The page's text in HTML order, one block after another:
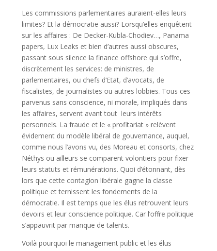
Les commissions parlementaires auraient-elles leurs
limites? Et la démocratie aussi? Lorsqu’elles enquêtent
sur les affaires : De Decker-Kubla-Chodiev…, Panama
papers, Lux Leaks et bien d’autres aussi obscures,
passant sous silence la finance offshore qui s’offre,
discrètement les services: de ministres, de
parlementaires, ou chefs d’Etat, d’avocats, de
fiscalistes, de journalistes ou autres lobbies. Tous ces
parvenus sans conscience, ni morale, impliqués dans
les affaires, servent avant tout leurs intérêts
personnels. La fraude et le « profitariat » relèvent
évidement du modèle libéral de gouvernance, auquel,
comme nous l’avons vu, des Moreau et consorts, chez
Néthys ou ailleurs se comparent volontiers pour fixer
leurs statuts et rémunérations. Quoi d’étonnant, dès
lors que cette contagion libérale gagne la classe
politique et ternissent les fondements de la
démocratie. Il est temps que les élus retrouvent leurs
devoirs et leur conscience politique. Car l’offre politique
s’appauvrit par manque de talents.
Voilà pourquoi le management public et les élus